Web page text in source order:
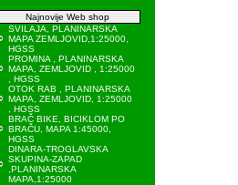
Najnovije Web shop
SVILAJA, PLANINARSKA
MAPA ZEMLJOVID,1:25000,
HGSS
PROMINA , PLANINARSKA
MAPA, ZEMLJOVID , 1:25000
, HGSS
OTOK RAB , PLANINARSKA
MAPA, ZEMLJOVID, 1:25000
, HGSS
BRAČ BIKE, BICIKLOM PO
BRAČU, MAPA 1:45000,
HGSS
DINARA-TROGLAVSKA
SKUPINA-ZAPAD
,PLANINARSKA
MAPA,1:25000